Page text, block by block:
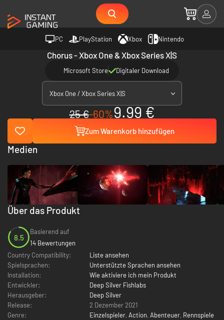
PC PlayStation Xbox Nintendo
Chorus - Xbox One & Xbox Series X|S
Microsoft Store Digitaler Download
Xbox One / Xbox Series X|S
25 €-60%9.99 €
Zum Warenkorb hinzufügen
Über das Produkt
8.5
Basierend auf
14 Bewertungen
Country Compatibility:
Liste ansehen
Spielsprachen:
Unterstützte Sprachen ansehen
Installation:
Wie aktiviere ich mein Produkt
Entwickler:
Deep Silver Fishlabs
Herausgeber:
Deep Silver
Release:
2 Dezember 2021
Genre:
Einzelspieler, Action, Abenteuer, Rennspiele
Medien